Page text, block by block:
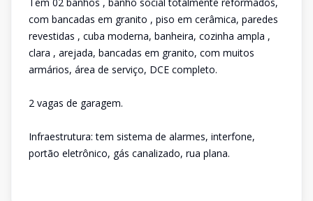
com bancadas em granito , piso em cerâmica, paredes
revestidas , cuba moderna, banheira, cozinha ampla ,
clara , arejada, bancadas em granito, com muitos
armários, área de serviço, DCE completo.
2 vagas de garagem.
Infraestrutura: tem sistema de alarmes, interfone,
portão eletrônico, gás canalizado, rua plana.